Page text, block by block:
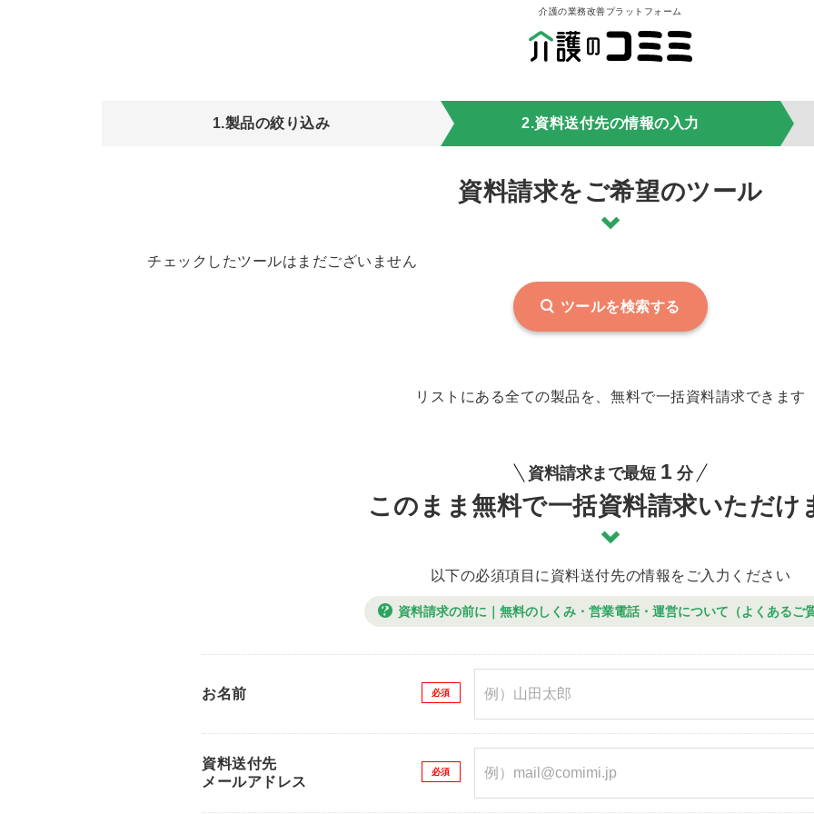
介護の業務改善プラットフォーム
1.製品の絞り込み 2.資料送付先の情報の入力
資料請求をご希望のツール
チェックしたツールはまだございません
ツールを検索する
リストにある全ての製品を、無料で一括資料請求できます
資料請求まで最短 1 分
このまま無料で一括資料請求いただけ
以下の必須項目に資料送付先の情報をご入力ください
資料請求の前に｜無料のしくみ・営業電話・運営について（よくあるご質
お名前
資料送付先
メールアドレス